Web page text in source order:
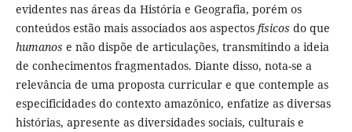
evidentes nas áreas da História e Geografia, porém os
conteúdos estão mais associados aos aspectos físicos do que
humanos e não dispõe de articulações, transmitindo a ideia
de conhecimentos fragmentados. Diante disso, nota-se a
relevância de uma proposta curricular e que contemple as
especificidades do contexto amazônico, enfatize as diversas
histórias, apresente as diversidades sociais, culturais e